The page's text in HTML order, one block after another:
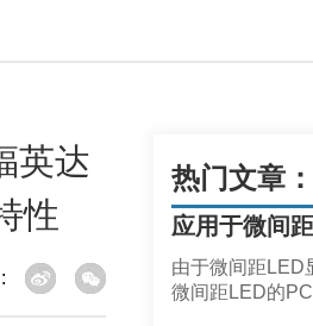
英达
性
热门文章：
由于微间距LED
微间距LED的